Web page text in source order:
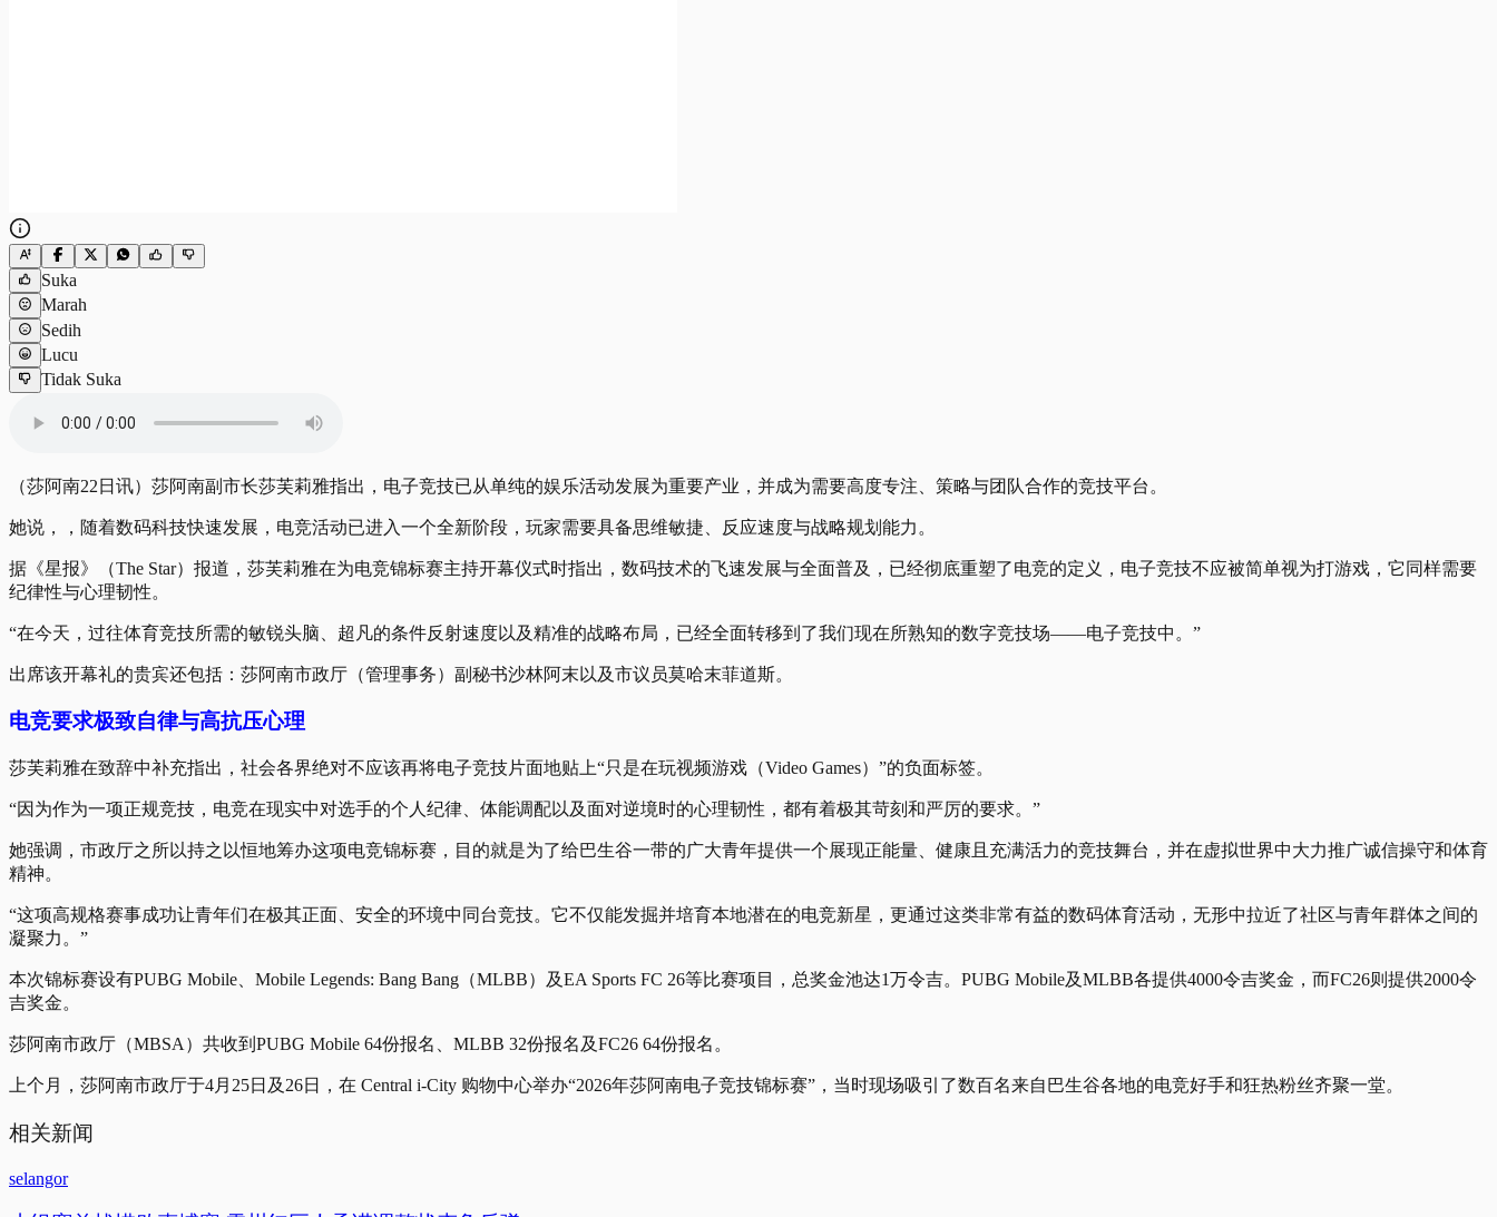
Suka
Marah
Sedih
Lucu
Tidak Suka
（莎阿南22日讯）莎阿南副市长莎芙莉雅指出，电子竞技已从单纯的娱乐活动发展为重要产业，并成为需要高度专注、策略与团队合作的竞技平台。
她说，，随着数码科技快速发展，电竞活动已进入一个全新阶段，玩家需要具备思维敏捷、反应速度与战略规划能力。
据《星报》（The Star）报道，莎芙莉雅在为电竞锦标赛主持开幕仪式时指出，数码技术的飞速发展与全面普及，已经彻底重塑了电竞的定义，电子竞技不应被简单视为打游戏，它同样需要
纪律性与心理韧性。
“在今天，过往体育竞技所需的敏锐头脑、超凡的条件反射速度以及精准的战略布局，已经全面转移到了我们现在所熟知的数字竞技场——电子竞技中。”
出席该开幕礼的贵宾还包括：莎阿南市政厅（管理事务）副秘书沙林阿末以及市议员莫哈末菲道斯。
电竞要求极致自律与高抗压心理
莎芙莉雅在致辞中补充指出，社会各界绝对不应该再将电子竞技片面地贴上“只是在玩视频游戏（Video Games）”的负面标签。
“因为作为一项正规竞技，电竞在现实中对选手的个人纪律、体能调配以及面对逆境时的心理韧性，都有着极其苛刻和严厉的要求。”
她强调，市政厅之所以持之以恒地筹办这项电竞锦标赛，目的就是为了给巴生谷一带的广大青年提供一个展现正能量、健康且充满活力的竞技舞台，并在虚拟世界中大力推广诚信操守和体育
精神。
“这项高规格赛事成功让青年们在极其正面、安全的环境中同台竞技。它不仅能发掘并培育本地潜在的电竞新星，更通过这类非常有益的数码体育活动，无形中拉近了社区与青年群体之间的
凝聚力。”
本次锦标赛设有PUBG Mobile、Mobile Legends: Bang Bang（MLBB）及EA Sports FC 26等比赛项目，总奖金池达1万令吉。PUBG Mobile及MLBB各提供4000令吉奖金，而FC26则提供2000令
吉奖金。
莎阿南市政厅（MBSA）共收到PUBG Mobile 64份报名、MLBB 32份报名及FC26 64份报名。
上个月，莎阿南市政厅于4月25日及26日，在 Central i-City 购物中心举办“2026年莎阿南电子竞技锦标赛”，当时现场吸引了数百名来自巴生谷各地的电竞好手和狂热粉丝齐聚一堂。
相关新闻
selangor